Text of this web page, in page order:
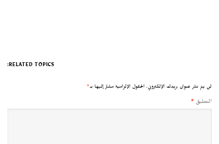
RELATED TOPICS:
لن يتم نشر عنوان بريدك الإلكتروني. الحقول الإلزامية مشار إليها بـ*
التعليق *